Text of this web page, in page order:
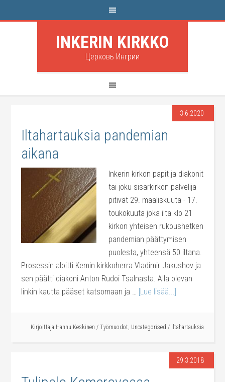
INKERIN KIRKKO
Церковь Ингрии
3.6.2020
Iltahartauksia pandemian
aikana
Inkerin kirkon papit ja diakonit
tai joku sisarkirkon palvelija
pitivät 29. maaliskuuta - 17.
toukokuuta joka ilta klo 21
kirkon yhteisen rukoushetken
pandemian päättymisen
puolesta, yhteensä 50 iltana.
Prosessin aloitti Kemin kirkkoherra Vladimir Jakushov ja
sen päätti diakoni Anton Rudoi Tsalnasta. Alla olevan
linkin kautta pääset katsomaan ja … [Lue lisää...]
Kirjoittaja Hannu Keskinen / Työmuodot, Uncategorised / iltahartauksia
29.3.2018